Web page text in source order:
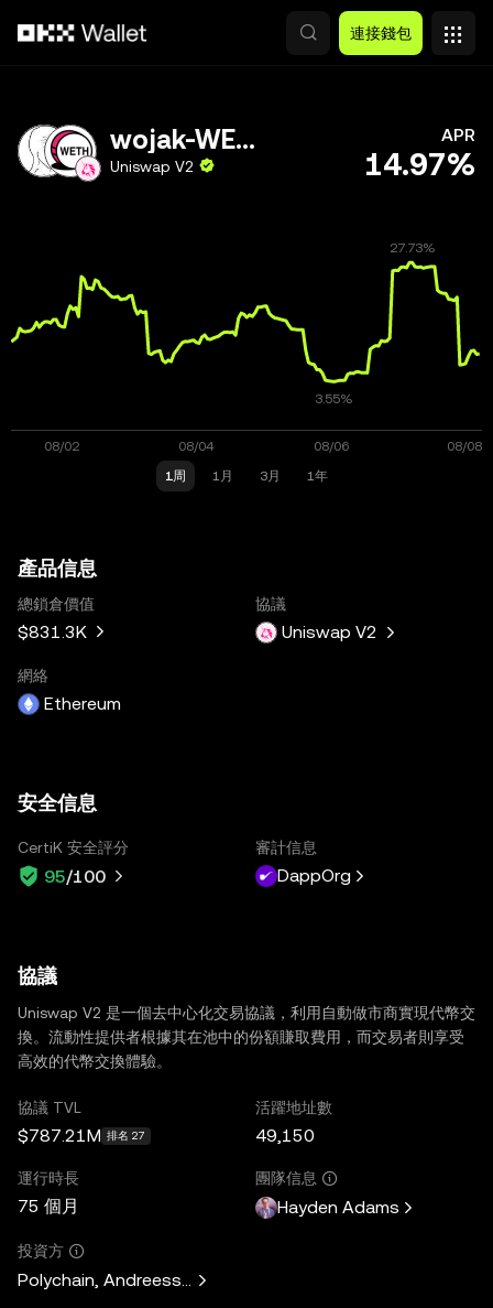
連接錢包
wojak-WETH
Uniswap V2
APR
14.97%
1周 1月 3月 1年
產品信息
總鎖倉價值
$831.3K
協議
Uniswap V2
網絡
Ethereum
安全信息
CertiK 安全評分
95/100
審計信息
DappOrg
協議
Uniswap V2 是一個去中心化交易協議，利用自動做市商實現代幣交
換。流動性提供者根據其在池中的份額賺取費用，而交易者則享受
高效的代幣交換體驗。
協議 TVL
$787.21M 排名 27
活躍地址數
49,150
運行時長
75 個月
團隊信息
Hayden Adams
投資方
Polychain, Andreessen Horowitz, Paradigm, Variant Fund,